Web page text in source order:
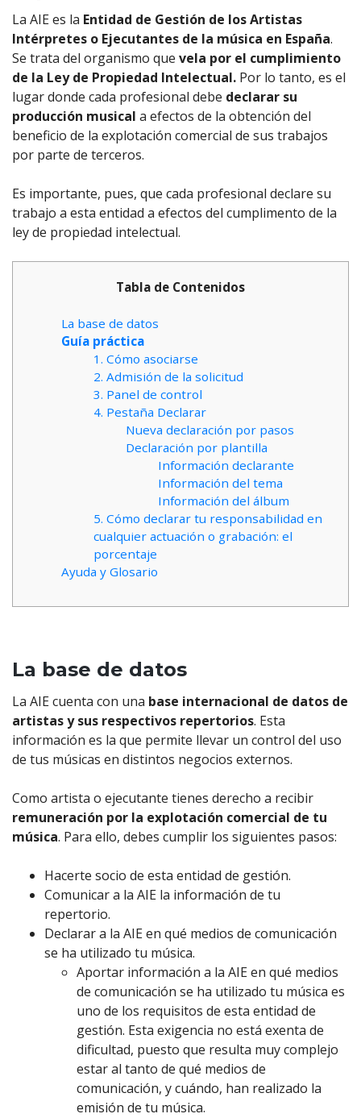
La AIE es la Entidad de Gestión de los Artistas
Intérpretes o Ejecutantes de la música en España.
Se trata del organismo que vela por el cumplimiento
de la Ley de Propiedad Intelectual. Por lo tanto, es el
lugar donde cada profesional debe declarar su
producción musical a efectos de la obtención del
beneficio de la explotación comercial de sus trabajos
por parte de terceros.
Es importante, pues, que cada profesional declare su
trabajo a esta entidad a efectos del cumplimento de la
ley de propiedad intelectual.
Tabla de Contenidos
La base de datos
Guía práctica
1. Cómo asociarse
2. Admisión de la solicitud
3. Panel de control
4. Pestaña Declarar
Nueva declaración por pasos
Declaración por plantilla
Información declarante
Información del tema
Información del álbum
5. Cómo declarar tu responsabilidad en
cualquier actuación o grabación: el
porcentaje
Ayuda y Glosario
La base de datos
La AIE cuenta con una base internacional de datos de
artistas y sus respectivos repertorios. Esta
información es la que permite llevar un control del uso
de tus músicas en distintos negocios externos.
Como artista o ejecutante tienes derecho a recibir
remuneración por la explotación comercial de tu
música. Para ello, debes cumplir los siguientes pasos:
Hacerte socio de esta entidad de gestión.
Comunicar a la AIE la información de tu
repertorio.
Declarar a la AIE en qué medios de comunicación
se ha utilizado tu música.
Aportar información a la AIE en qué medios
de comunicación se ha utilizado tu música es
uno de los requisitos de esta entidad de
gestión. Esta exigencia no está exenta de
dificultad, puesto que resulta muy complejo
estar al tanto de qué medios de
comunicación, y cuándo, han realizado la
emisión de tu música.